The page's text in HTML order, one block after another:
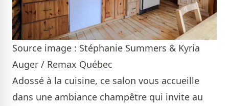
Source image : Stéphanie Summers & Kyria
Auger / Remax Québec
Adossé à la cuisine, ce salon vous accueille
dans une ambiance champêtre qui invite au